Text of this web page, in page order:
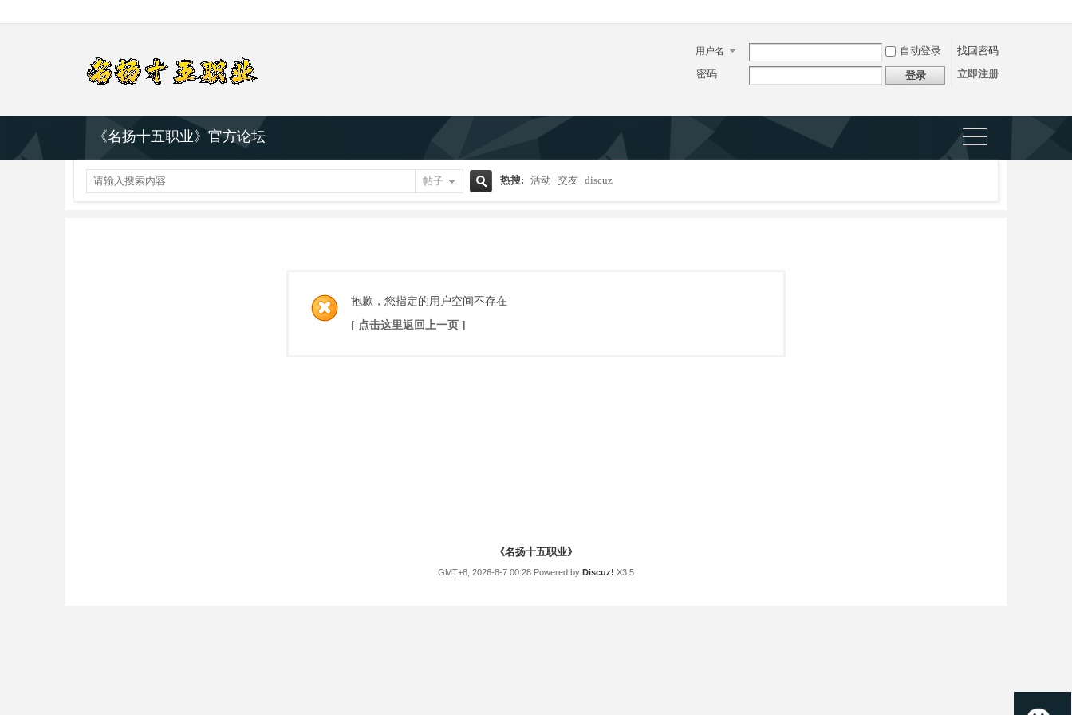
用户名 自动登录
找回密码
密码
登录 立即注册
捷导
《名扬十五职业》官方论坛
帖子 热搜: 活动 交友 discuz
抱歉，您指定的用户空间不存在
[ 点击这里返回上一页 ]
《名扬十五职业》
GMT+8, 2026-8-7 00:28 Powered by Discuz! X3.5